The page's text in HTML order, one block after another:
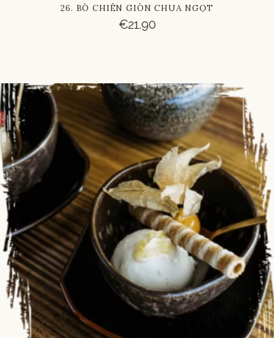
26. BÒ CHIÊN GIÒN CHUA NGỌT
€21.90